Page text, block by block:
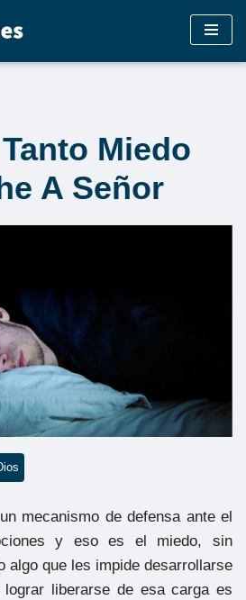
Miedo
A Señor
mecanismo de defensa ante el
y eso es el miedo, sin
algo que les impide desarrollarse
lograr liberarse de esa carga es